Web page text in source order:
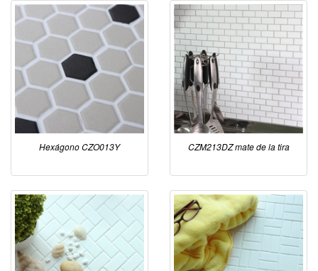
Hexágono CZO013Y CZM213DZ mate de la tira